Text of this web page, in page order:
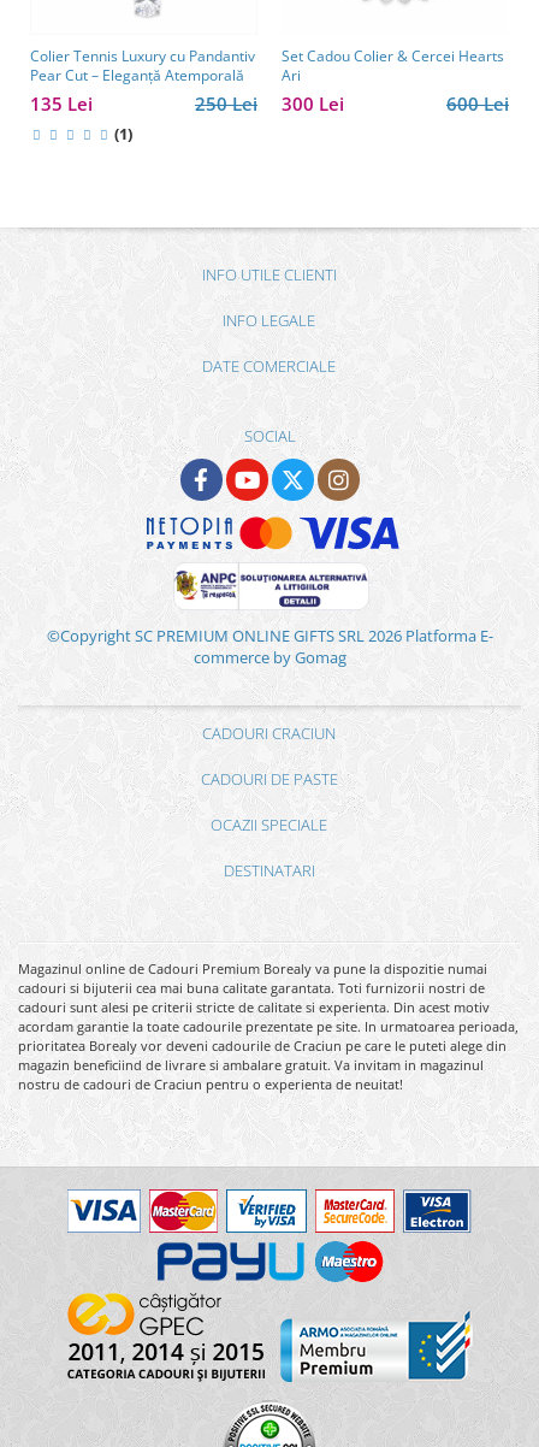
Colier Tennis Luxury cu Pandantiv
Pear Cut – Eleganță Atemporală
250 Lei
135 Lei
(1)
Set Cadou Colier & Cercei Hearts
Ari
600 Lei
300 Lei
INFO UTILE CLIENTI
INFO LEGALE
DATE COMERCIALE
SOCIAL
©Copyright SC PREMIUM ONLINE GIFTS SRL 2026 Platforma E-
commerce by Gomag
CADOURI CRACIUN
CADOURI DE PASTE
OCAZII SPECIALE
DESTINATARI
Magazinul online de Cadouri Premium Borealy va pune la dispozitie numai
cadouri si bijuterii cea mai buna calitate garantata. Toti furnizorii nostri de
cadouri sunt alesi pe criterii stricte de calitate si experienta. Din acest motiv
acordam garantie la toate cadourile prezentate pe site. In urmatoarea perioada,
prioritatea Borealy vor deveni cadourile de Craciun pe care le puteti alege din
magazin beneficiind de livrare si ambalare gratuit. Va invitam in magazinul
nostru de cadouri de Craciun pentru o experienta de neuitat!